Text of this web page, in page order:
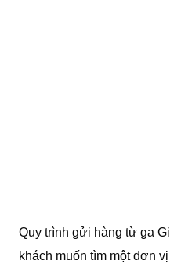
Quy trình gửi hàng từ ga
khách muốn tìm một đơn